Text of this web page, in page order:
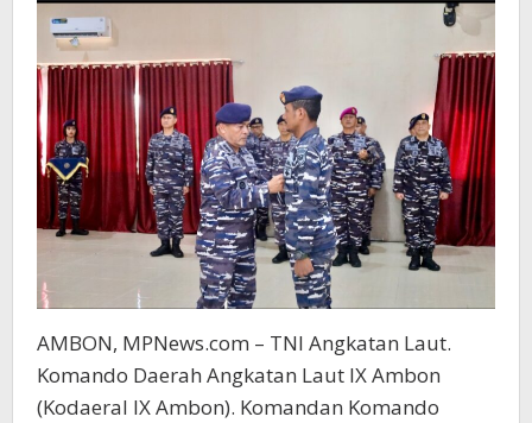
AMBON, MPNews.com – TNI Angkatan Laut.
Komando Daerah Angkatan Laut IX Ambon
(Kodaeral IX Ambon). Komandan Komando